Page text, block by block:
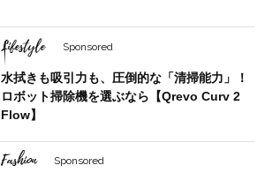
Lifestyle Sponsored
水拭きも吸引力も、圧倒的な「清掃能力」！
ロボット掃除機を選ぶなら【Qrevo Curv 2
Flow】
Fashion Sponsored